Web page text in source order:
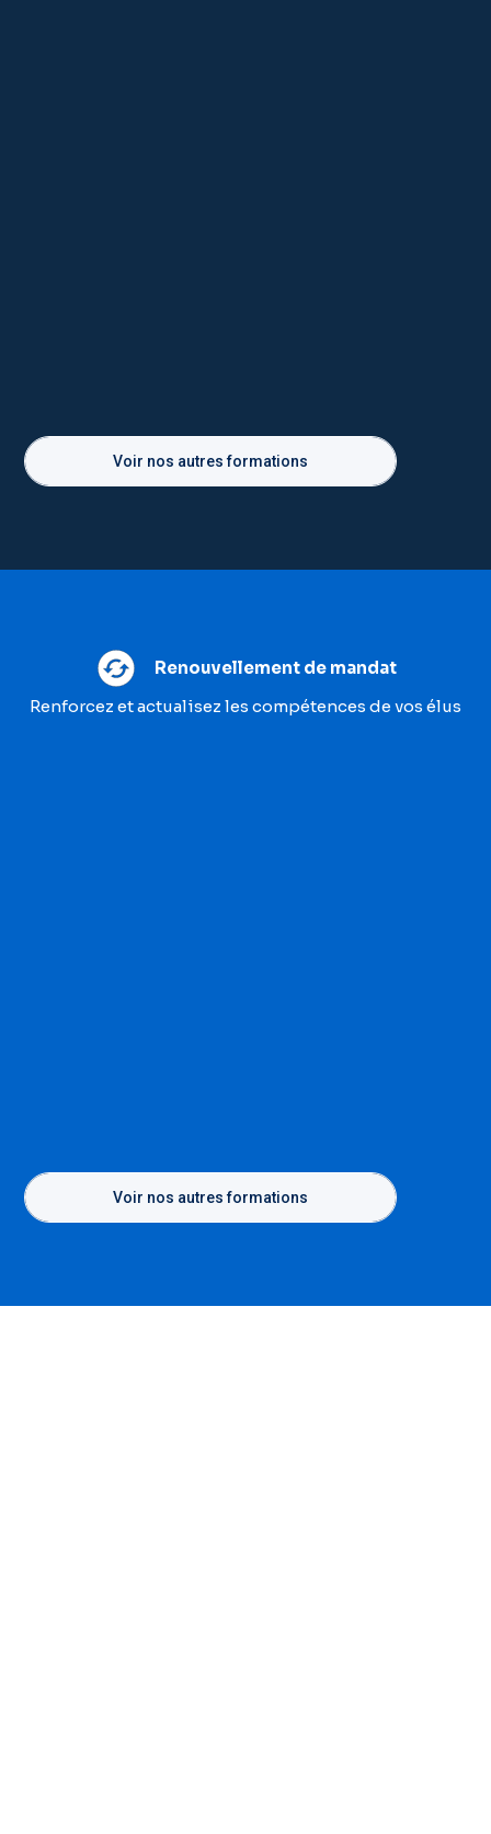
Voir nos autres formations
Renouvellement de mandat
Renforcez et actualisez les compétences de vos élus
Voir nos autres formations